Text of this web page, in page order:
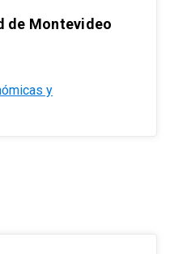
de Montevideo
y